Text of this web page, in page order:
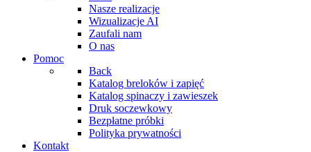
Nasze realizacje
Wizualizacje AI
Zaufali nam
O nas
Pomoc
Back
Katalog breloków i zapięć
Katalog spinaczy i zawieszek
Druk soczewkowy
Bezpłatne próbki
Polityka prywatności
Kontakt